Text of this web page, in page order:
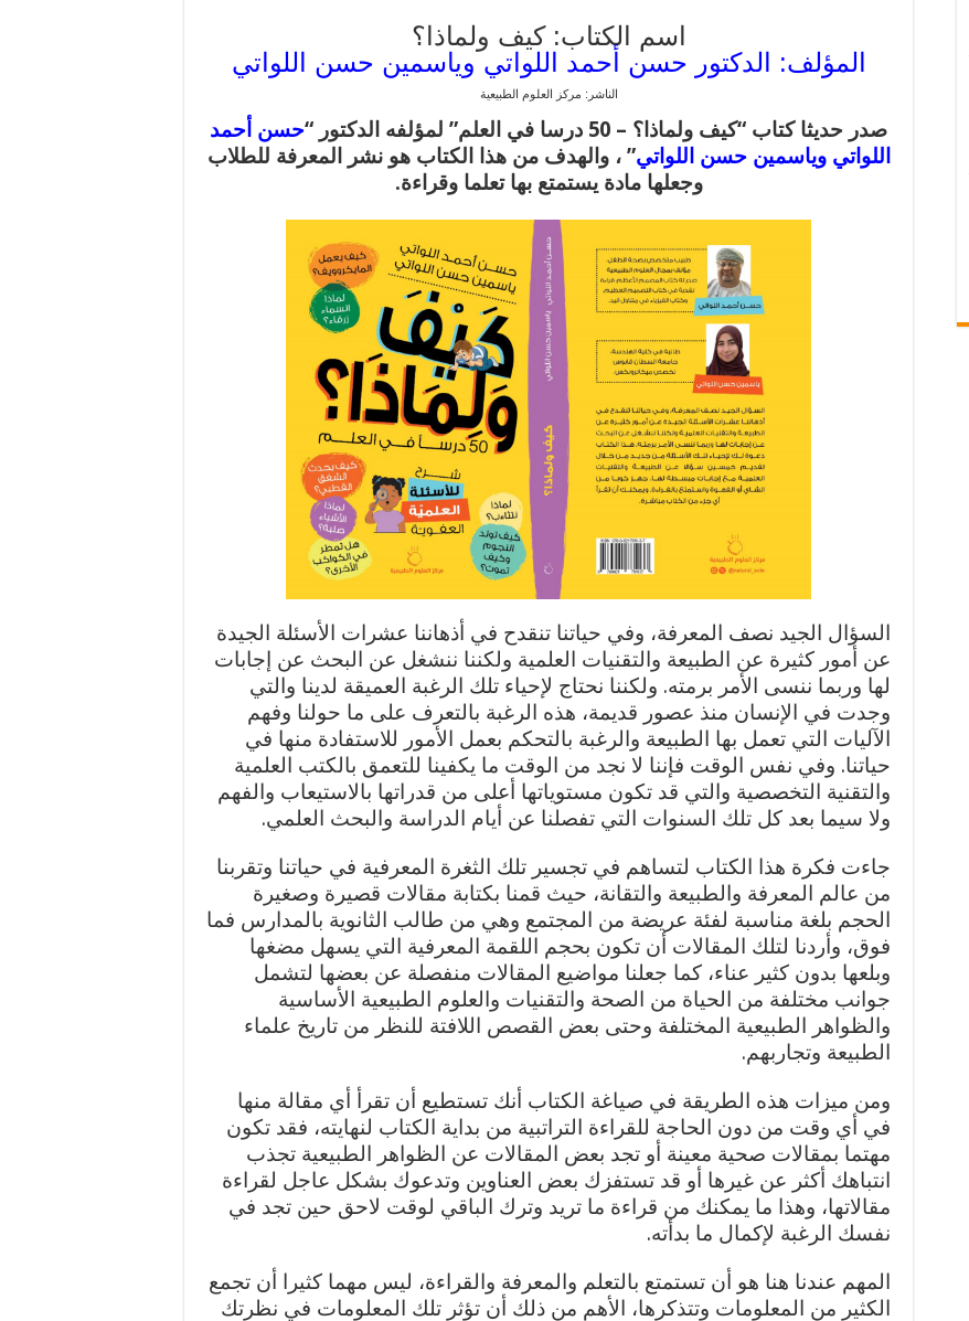
اسم الكتاب: كيف ولماذا؟
المؤلف: الدكتور حسن أحمد اللواتي وياسمين حسن اللواتي
الناشر: مركز العلوم الطبيعية
صدر حديثا كتاب “كيف ولماذا؟ – 50 درسا في العلم” لمؤلفه الدكتور “
حسن أحمد
اللواتي وياسمين حسن اللواتي” ، والهدف من هذا الكتاب هو نشر المعرفة للطلاب
وجعلها مادة يستمتع بها تعلما وقراءة.
السؤال الجيد نصف المعرفة، وفي حياتنا تنقدح في أذهاننا عشرات الأسئلة الجيدة
عن أمور كثيرة عن الطبيعة والتقنيات العلمية ولكننا ننشغل عن البحث عن إجابات
لها وربما ننسى الأمر برمته. ولكننا نحتاج لإحياء تلك الرغبة العميقة لدينا والتي
وجدت في الإنسان منذ عصور قديمة، هذه الرغبة بالتعرف على ما حولنا وفهم
الآليات التي تعمل بها الطبيعة والرغبة بالتحكم بعمل الأمور للاستفادة منها في
حياتنا. وفي نفس الوقت فإننا لا نجد من الوقت ما يكفينا للتعمق بالكتب العلمية
والتقنية التخصصية والتي قد تكون مستوياتها أعلى من قدراتها بالاستيعاب والفهم
ولا سيما بعد كل تلك السنوات التي تفصلنا عن أيام الدراسة والبحث العلمي.
جاءت فكرة هذا الكتاب لتساهم في تجسير تلك الثغرة المعرفية في حياتنا وتقربنا
من عالم المعرفة والطبيعة والتقانة، حيث قمنا بكتابة مقالات قصيرة وصغيرة
الحجم بلغة مناسبة لفئة عريضة من المجتمع وهي من طالب الثانوية بالمدارس فما
فوق، وأردنا لتلك المقالات أن تكون بحجم اللقمة المعرفية التي يسهل مضغها
وبلعها بدون كثير عناء، كما جعلنا مواضيع المقالات منفصلة عن بعضها لتشمل
جوانب مختلفة من الحياة من الصحة والتقنيات والعلوم الطبيعية الأساسية
والظواهر الطبيعية المختلفة وحتى بعض القصص اللافتة للنظر من تاريخ علماء
الطبيعة وتجاربهم.
ومن ميزات هذه الطريقة في صياغة الكتاب أنك تستطيع أن تقرأ أي مقالة منها
في أي وقت من دون الحاجة للقراءة التراتبية من بداية الكتاب لنهايته، فقد تكون
مهتما بمقالات صحية معينة أو تجد بعض المقالات عن الظواهر الطبيعية تجذب
انتباهك أكثر عن غيرها أو قد تستفزك بعض العناوين وتدعوك بشكل عاجل لقراءة
مقالاتها، وهذا ما يمكنك من قراءة ما تريد وترك الباقي لوقت لاحق حين تجد في
نفسك الرغبة لإكمال ما بدأته.
المهم عندنا هنا هو أن تستمتع بالتعلم والمعرفة والقراءة، ليس مهما كثيرا أن تجمع
الكثير من المعلومات وتتذكرها، الأهم من ذلك أن تؤثر تلك المعلومات في نظرتك